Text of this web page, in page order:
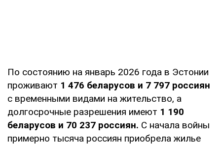
По состоянию на январь 2026 года в Эстонии
проживают 1 476 беларусов и 7 797 россиян
с временными видами на жительство, а
долгосрочные разрешения имеют 1 190
беларусов и 70 237 россиян. С начала войны
примерно тысяча россиян приобрела жилье